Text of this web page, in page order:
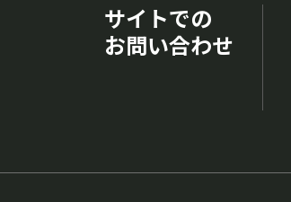
サイトでの
お問い合わせ